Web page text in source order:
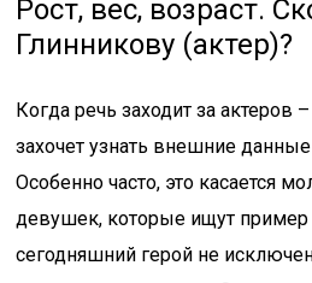
Рост, вес, возраст.
Глинникову (актер)?
Когда речь заходит за актеров
захочет узнать внешние
Особенно часто, это касается
девушек, которые ищут
сегодняшний герой не